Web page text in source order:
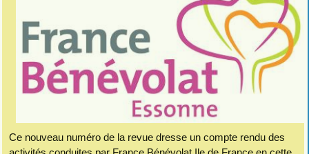
Ce nouveau numéro de la revue dresse un compte rendu des